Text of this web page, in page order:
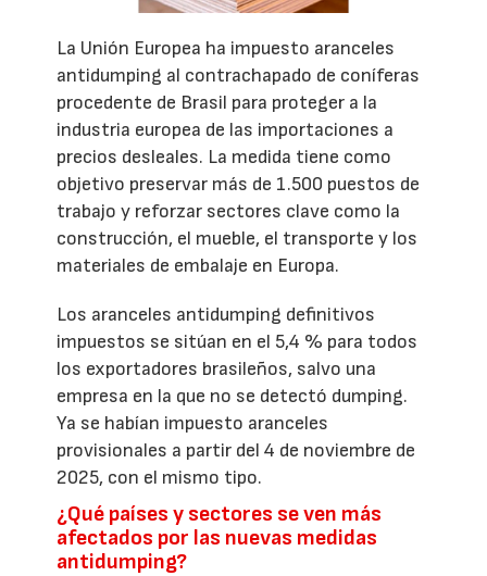
La Unión Europea ha impuesto aranceles
antidumping al contrachapado de coníferas
procedente de Brasil para proteger a la
industria europea de las importaciones a
precios desleales. La medida tiene como
objetivo preservar más de 1.500 puestos de
trabajo y reforzar sectores clave como la
construcción, el mueble, el transporte y los
materiales de embalaje en Europa.
Los aranceles antidumping definitivos
impuestos se sitúan en el 5,4 % para todos
los exportadores brasileños, salvo una
empresa en la que no se detectó dumping.
Ya se habían impuesto aranceles
provisionales a partir del 4 de noviembre de
2025, con el mismo tipo.
¿Qué países y sectores se ven más
afectados por las nuevas medidas
antidumping?